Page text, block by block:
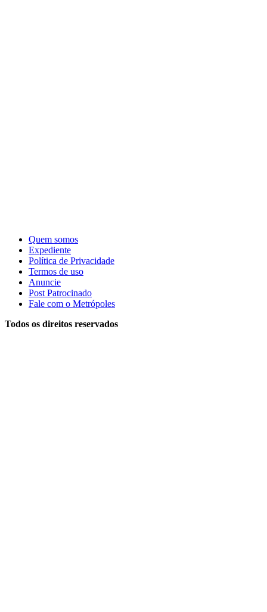
Quem somos
Expediente
Política de Privacidade
Termos de uso
Anuncie
Post Patrocinado
Fale com o Metrópoles
Todos os direitos reservados